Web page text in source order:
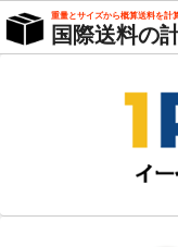
重量とサイズから概算送料を計
国際送料の